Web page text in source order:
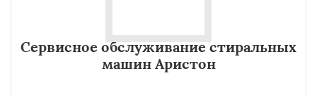
Сервисное обслуживание стиральных
машин Аристон